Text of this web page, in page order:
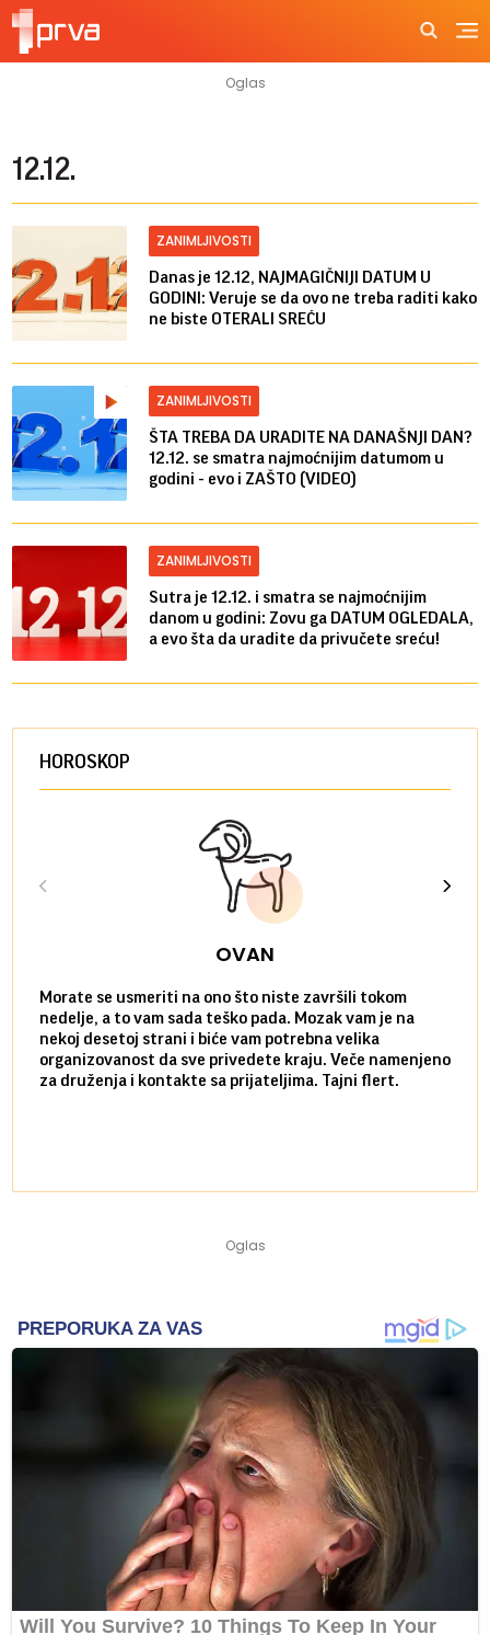
12.12.
ZANIMLJIVOSTI
Danas je 12.12, NAJMAGIČNIJI DATUM U
GODINI: Veruje se da ovo ne treba raditi kako
ne biste OTERALI SREĆU
ZANIMLJIVOSTI
ŠTA TREBA DA URADITE NA DANAŠNJI DAN?
12.12. se smatra najmoćnijim datumom u
godini - evo i ZAŠTO (VIDEO)
ZANIMLJIVOSTI
Sutra je 12.12. i smatra se najmoćnijim
danom u godini: Zovu ga DATUM OGLEDALA,
a evo šta da uradite da privučete sreću!
HOROSKOP
OVAN
Morate se usmeriti na ono što niste završili tokom
nedelje, a to vam sada teško pada. Mozak vam je na
nekoj desetoj strani i biće vam potrebna velika
organizovanost da sve privedete kraju. Veče namenjeno
za druženja i kontakte sa prijateljima. Tajni flert.